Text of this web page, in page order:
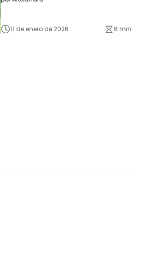
11 de enero de 2026 6 min.